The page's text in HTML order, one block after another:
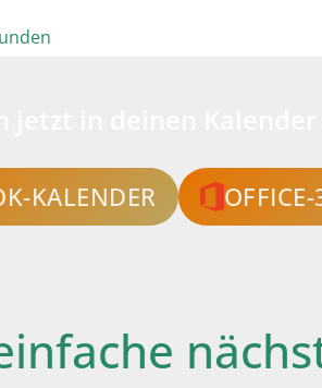
KALENDER